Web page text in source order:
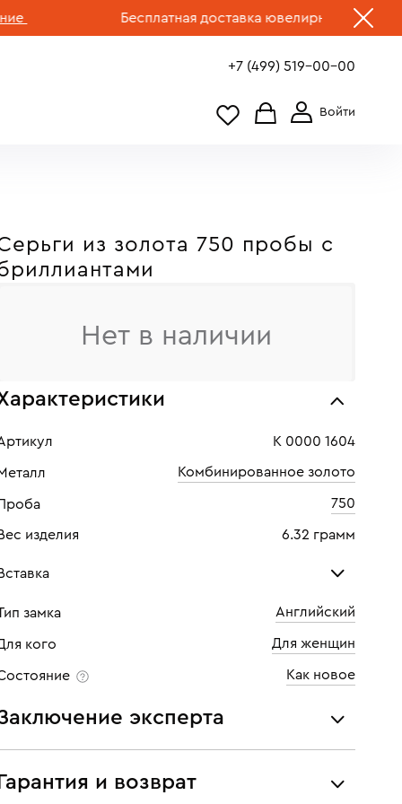
Бесплатная доставка ювелирных изделий по
+7 (499) 519-00-00
из золота 750 пробы c
Нет в наличии
К 0000 1604
Комбинированное золото
750
изделия 6.32 грамм
Бриллиант
2 шт
Огранка Круглая
замка Английский
кого Для женщин
Как новое
эксперта
украшения проходят экспертизу подлинности и
характеристикам ювелирных изделий,
бриллиантов (вес, проба, драгоценный металл, цвет,
Гарантия и возврат